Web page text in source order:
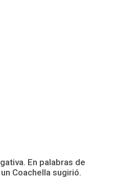
En palabras de
Coachella sugirió.